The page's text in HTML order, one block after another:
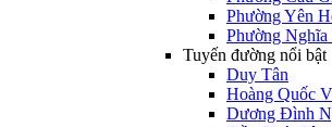
Phường Yên
Phường
Tuyến đường nổi bật
Duy Tân
Hoàng Quốc
Dương Đình